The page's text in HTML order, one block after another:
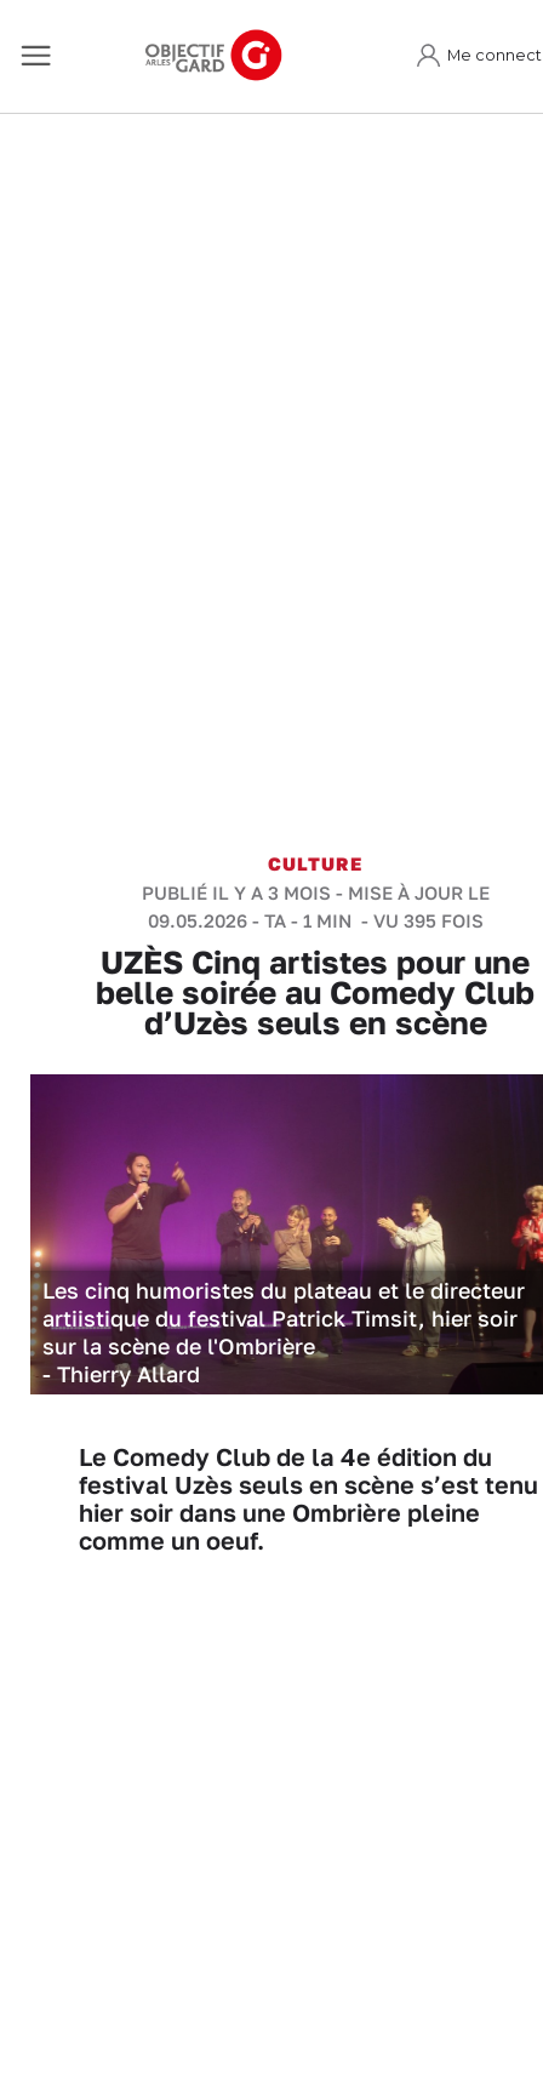
Me
CULTURE
PUBLIÉ IL Y A 3 MOIS - MISE À JOUR LE
09.05.2026 - TA- 1 MIN - VU 395 FOIS
UZÈS Cinq artistes pour une
belle soirée au Comedy Club
d’Uzès seuls en scène
Les cinq humoristes du plateau et le directeur
artiistique du festival Patrick Timsit, hier soir
sur la scène de l'Ombrière
- Thierry Allard
Le Comedy Club de la 4e édition du
festival Uzès seuls en scène s’est tenu
hier soir dans une Ombrière pleine
comme un oeuf.